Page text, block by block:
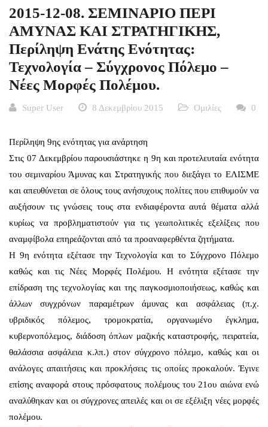
2015-12-08. ΣΕΜΙΝΑΡΙΟ ΠΕΡΙ
ΑΜΥΝΑΣ ΚΑΙ ΣΤΡΑΤΗΓΙΚΗΣ,
Περίληψη Ενάτης Ενότητας:
Τεχνολογία – Σύγχρονος Πόλεμο –
Νέες Μορφές Πολέμου.
Super User 8 Δεκεμβρίου 2015 Ομιλίες 0
Περίληψη 9ης ενότητας για ανάρτηση
Στις 07 Δεκεμβρίου παρουσιάστηκε η 9η και προτελευταία ενότητα
του σεμιναρίου Άμυνας και Στρατηγικής που διεξάγει το ΕΛΙΣΜΕ
και απευθύνεται σε όλους τους ανήσυχους πολίτες που επιθυμούν να
αυξήσουν τις γνώσεις τους στα ενδιαφέροντα αυτά θέματα αλλά
κυρίως να προβληματιστούν για τις γεωπολιτικές εξελίξεις που
αναμφίβολα επηρεάζονται από τα προαναφερθέντα ζητήματα.
Η 9η ενότητα εξέτασε την Τεχνολογία και το Σύγχρονο Πόλεμο
καθώς και τις Νέες Μορφές Πολέμου. Η ενότητα εξέτασε την
επίδραση της τεχνολογίας και της παγκοσμιοποιήσεως, καθώς και
άλλων συγχρόνων παραμέτρων άμυνας και ασφάλειας (π.χ.
υβριδικός πόλεμος, τρομοκρατία, οργανωμένο έγκλημα,
κυβερνοπόλεμος, διάδοση όπλων μαζικής καταστροφής, πειρατεία,
θαλάσσια ασφάλεια κ.λπ.) στον σύγχρονο πόλεμο, καθώς και οι
ανάλογες απαιτήσεις και προκλήσεις τις οποίες προκαλούν. Έγινε
επίσης αναφορά στους πρόσφατους πολέμους του 21ου αιώνα ενώ
αναλύθηκαν και οι σύγχρονες απειλές και οι σε εξέλιξη νέες μορφές
πολέμου.